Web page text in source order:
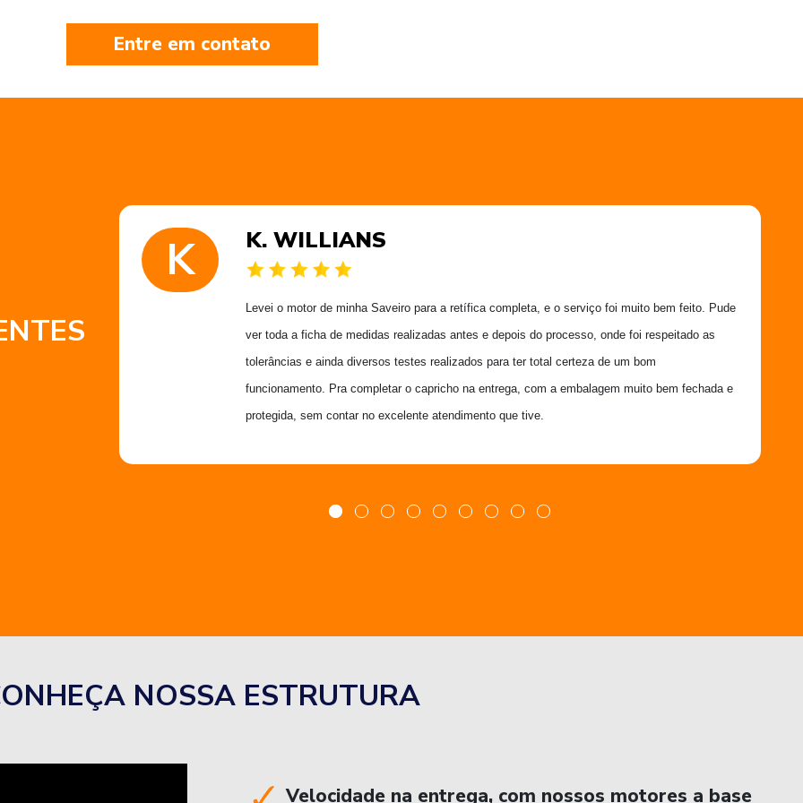
Entre em contato
K K. WILLIANS
Levei o motor de minha Saveiro para a retífica completa, e o serviço foi muito bem feito. Pude
ver toda a ficha de medidas realizadas antes e depois do processo, onde foi respeitado as
tolerâncias e ainda diversos testes realizados para ter total certeza de um bom
funcionamento. Pra completar o capricho na entrega, com a embalagem muito bem fechada e
protegida, sem contar no excelente atendimento que tive.
NOSSA ESTRUTURA
Velocidade na entrega, com nossos motores a base